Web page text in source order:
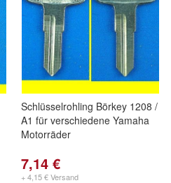
Schlüsselrohling Börkey 1208 /
A1 für verschiedene Yamaha
Motorräder
7,14 €
+ 4,15 € Versand